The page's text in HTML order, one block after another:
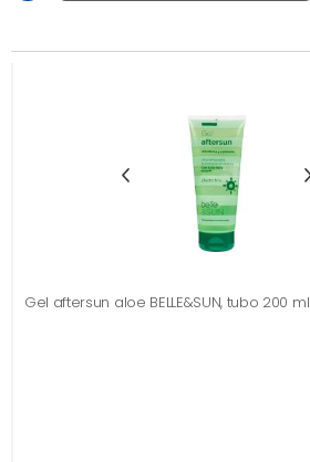
Gel aftersun aloe BELLE&SUN, tubo 200 ml